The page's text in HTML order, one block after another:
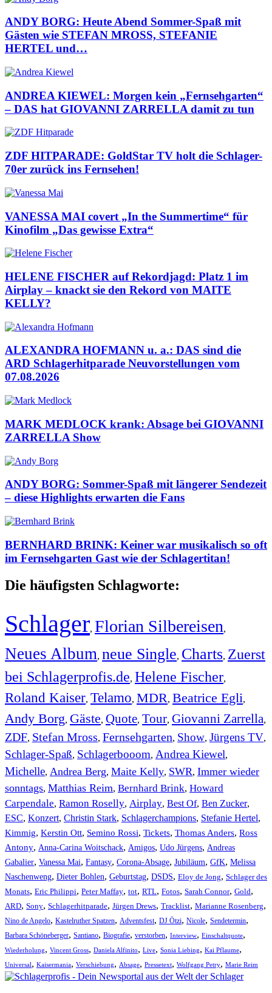
ANDY BORG: Heute Abend Sommer-Spaß mit
Gästen wie STEFAN MROSS, STEFANIE
HERTEL und…
ANDREA KIEWEL: Morgen kein „Fernsehgarten“
– DAS hat GIOVANNI ZARRELLA damit zu tun
ZDF HITPARADE: GoldStar TV holt die Schlager-
70er zurück ins Fernsehen!
VANESSA MAI covert „In the Summertime“ für
Kinofilm „Das gewisse Extra“
HELENE FISCHER auf Rekordjagd: Platz 1 im
Airplay – knackt sie den Rekord von MAITE
KELLY?
ALEXANDRA HOFMANN u. a.: DAS sind die
ARD Schlagerhitparade Neuvorstellungen vom
07.08.2026
MARK MEDLOCK krank: Absage bei GIOVANNI
ZARRELLA Show
ANDY BORG: Sommer-Spaß mit längerer Sendezeit
– diese Highlights erwarten die Fans
BERNHARD BRINK: Keiner war musikalisch so oft
im Fernsehgarten Gast wie der Schlagertitan!
Die häufigsten Schlagworte:
Schlager, Florian Silbereisen,
Neues Album, neue Single, Charts, Zuerst
bei Schlagerprofis.de, Helene Fischer,
Roland Kaiser, Telamo, MDR, Beatrice Egli,
Andy Borg, Gäste, Quote, Tour, Giovanni Zarrella,
ZDF, Stefan Mross, Fernsehgarten, Show, Jürgens TV,
Schlager-Spaß, Schlagerbooom, Andrea Kiewel,
Michelle, Andrea Berg, Maite Kelly, SWR, Immer wieder
sonntags, Matthias Reim, Bernhard Brink, Howard
Carpendale, Ramon Roselly, Airplay, Best Of, Ben Zucker,
ESC, Konzert, Christin Stark, Schlagerchampions, Stefanie Hertel,
Kimmig, Kerstin Ott, Semino Rossi, Tickets, Thomas Anders, Ross
Antony, Anna-Carina Woitschack, Amigos, Udo Jürgens, Andreas
Gabalier, Vanessa Mai, Fantasy, Corona-Absage, Jubiläum, GfK, Melissa
Naschenweng, Dieter Bohlen, Geburtstag, DSDS, Eloy de Jong, Schlager des
Monats, Eric Philippi, Peter Maffay, tot, RTL, Fotos, Sarah Connor, Gold,
ARD, Sony, Schlagerhitparade, Jürgen Drews, Tracklist, Marianne Rosenberg,
Nino de Angelo, Kastelruther Spatzen, Adventsfest, DJ Ötzi, Nicole, Sendetermin,
Barbara Schöneberger, Santiano, Biografie, verstorben, Interview, Einschaltquote,
Wiederholung, Vincent Gross, Daniela Alfinito, Live, Sonia Liebing, Kai Pflaume,
Universal, Kaisermania, Verschiebung, Absage, Pressetext, Wolfgang Petry, Marie Reim